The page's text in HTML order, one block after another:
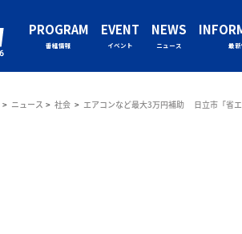
PROGRAM
番組情報
EVENT
イベント
NEWS
ニュース 最
ニュース 社会 エアコンなど最大3万円補助 日立市「省